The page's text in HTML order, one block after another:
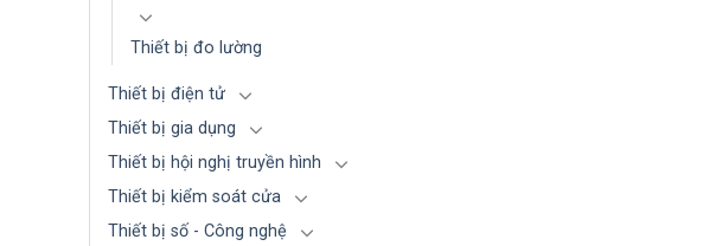
Thiết bị đo lường
Thiết bị điện tử
Thiết bị gia dụng
Thiết bị hội nghị truyền hình
Thiết bị kiểm soát cửa
Thiết bị số - Công nghệ